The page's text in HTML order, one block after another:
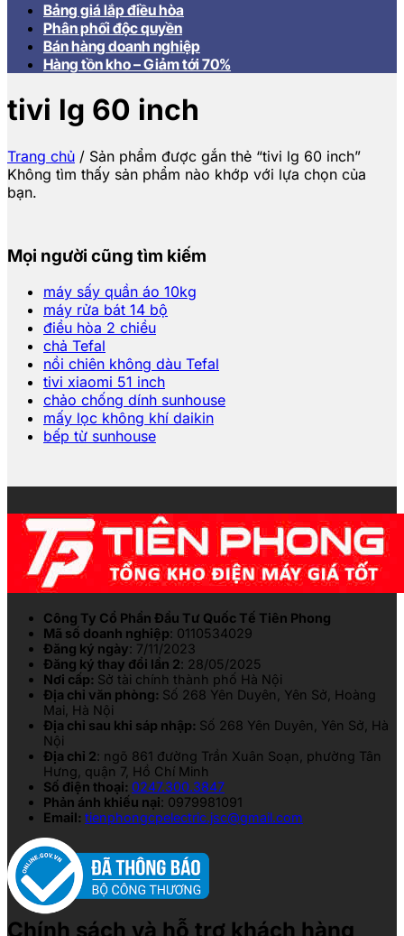
Bảng giá lắp điều hòa
Phân phối độc quyền
Bán hàng doanh nghiệp
Hàng tồn kho – Giảm tới 70%
tivi lg 60 inch
Trang chủ / Sản phẩm được gắn thẻ “tivi lg 60 inch”
Không tìm thấy sản phẩm nào khớp với lựa chọn của
bạn.
Mọi người cũng tìm kiếm
máy sấy quần áo 10kg
máy rửa bát 14 bộ
điều hòa 2 chiều
chả Tefal
nồi chiên không dàu Tefal
tivi xiaomi 51 inch
chảo chống dính sunhouse
mấy lọc không khí daikin
bếp từ sunhouse
Công Ty Cổ Phần Đầu Tư Quốc Tế Tiên Phong
Mã số doanh nghiệp: 0110534029
Đăng ký ngày: 7/11/2023
Đăng ký thay đổi lần 2: 28/05/2025
Nơi cấp: Sở tài chính thành phố Hà Nội
Địa chỉ văn phòng: Số 268 Yên Duyên, Yên Sở, Hoàng
Mai, Hà Nội
Địa chỉ sau khi sáp nhập: Số 268 Yên Duyên, Yên Sở, Hà
Nội
Địa chỉ 2: ngõ 861 đường Trần Xuân Soạn, phường Tân
Hưng, quận 7, Hồ Chí Minh
Số điện thoại: 0247.300.3847
Phản ánh khiếu nại: 0979981091
Email: tienphongcpelectric.jsc@gmail.com
Chính sách và hỗ trợ khách hàng